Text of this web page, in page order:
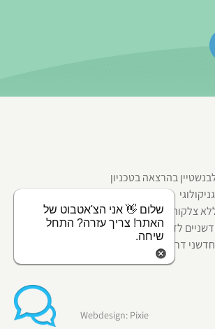
בהרצאה בטכניון
צלקות
לדליפת שתן
חדשני דרך חתך בודד
Webdesign: Pixie